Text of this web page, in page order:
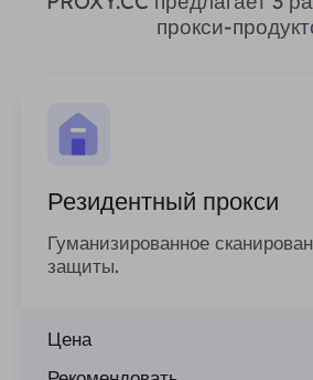
прокси-
Резидентный прокси
Гуманизированное
защиты.
Цена